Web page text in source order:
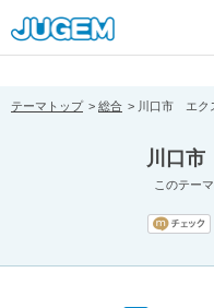
[pear_error:
prefix="" info=""]
テーマトップ 総合 川口市 エク
川口
このテー